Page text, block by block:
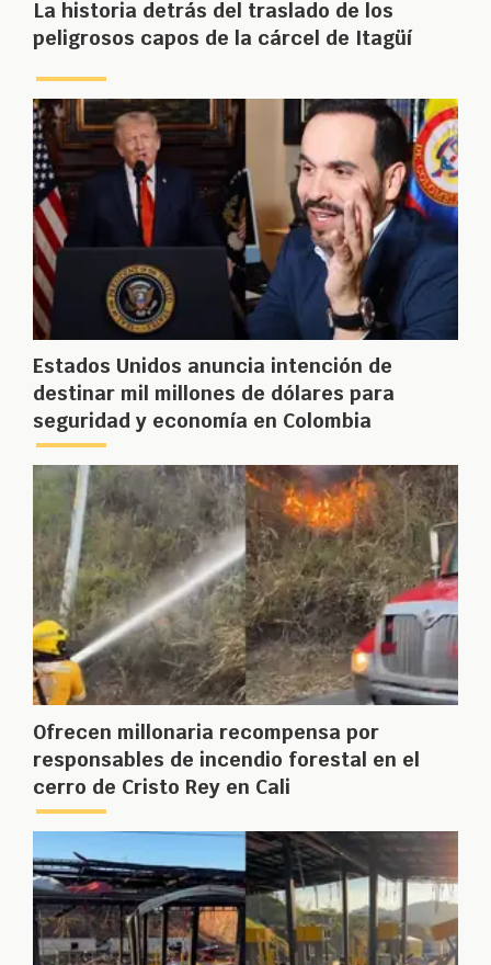
La historia detrás del traslado de los
peligrosos capos de la cárcel de Itagüí
Estados Unidos anuncia intención de
destinar mil millones de dólares para
seguridad y economía en Colombia
Ofrecen millonaria recompensa por
responsables de incendio forestal en el
cerro de Cristo Rey en Cali